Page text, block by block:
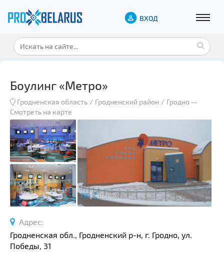
ВХОД
Боулинг «Метро»
Гродненская область Гродненский район Гродно —
Смотреть на карте
Адрес:
Гродненская обл., Гродненский р-н, г. Гродно, ул.
Победы, 31